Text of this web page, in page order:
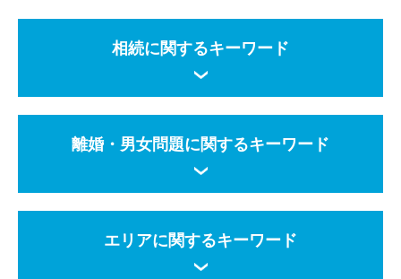
相続に関するキーワード
離婚・男女問題に関するキーワード
エリアに関するキーワード